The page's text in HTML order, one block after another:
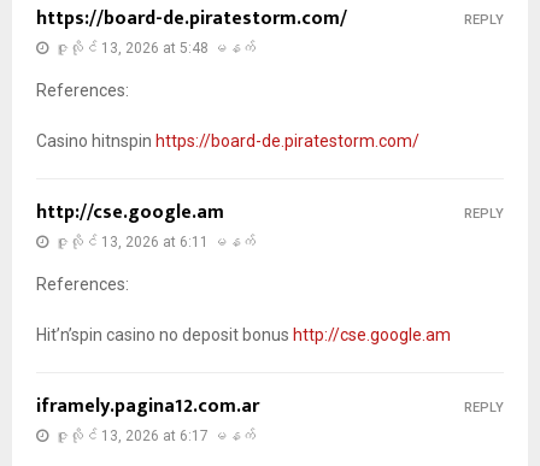
https://board-de.piratestorm.com/
ဇူလိုင် 13, 2026 at 5:48 မနက်
References:
Casino hitnspin https://board-de.piratestorm.com/
REPLY
http://cse.google.am
ဇူလိုင် 13, 2026 at 6:11 မနက်
References:
Hit’n’spin casino no deposit bonus http://cse.google.am
REPLY
iframely.pagina12.com.ar
ဇူလိုင် 13, 2026 at 6:17 မနက်
REPLY